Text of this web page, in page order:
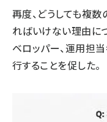
再度、どうしても複
ればいけない理由に
ベロッパー、運用担
行することを促した。